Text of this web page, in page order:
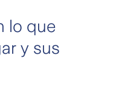
lo que
y sus